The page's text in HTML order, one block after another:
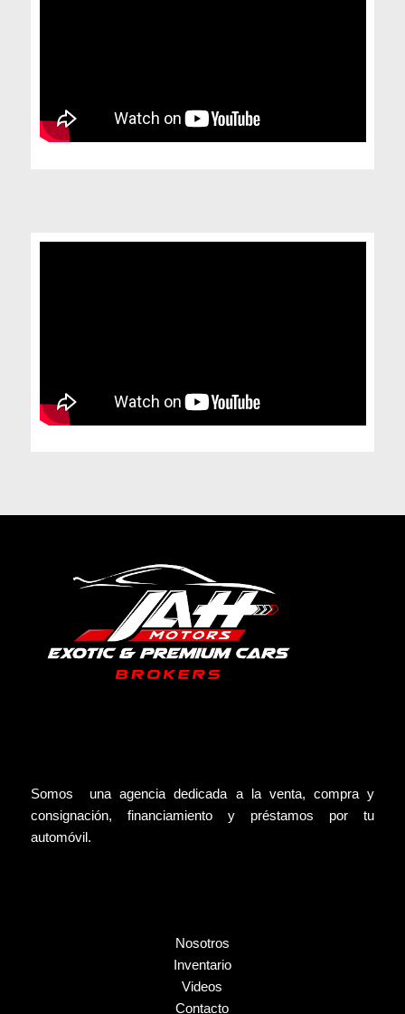
Somos una agencia dedicada a la venta, compra y
consignación, financiamiento y préstamos por tu
automóvil.
Nosotros
Inventario
Videos
Contacto